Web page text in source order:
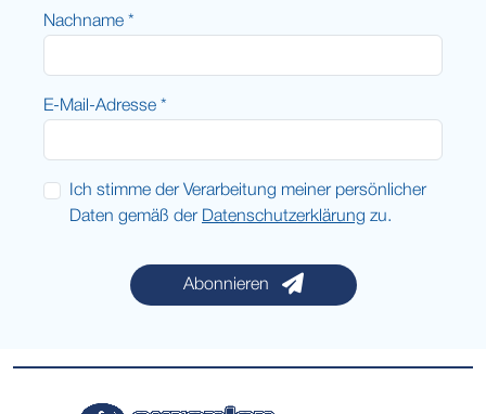
Nachname *
E-Mail-Adresse *
Ich stimme der Verarbeitung meiner persönlicher
Daten gemäß der Datenschutzerklärung zu.
Abonnieren